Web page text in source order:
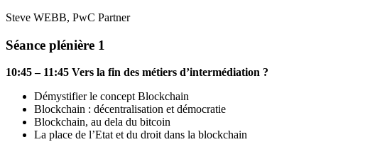
Steve WEBB, PwC Partner
Séance plénière 1
10:45 – 11:45 Vers la fin des métiers d’intermédiation ?
Démystifier le concept Blockchain
Blockchain : décentralisation et démocratie
Blockchain, au dela du bitcoin
La place de l’Etat et du droit dans la blockchain